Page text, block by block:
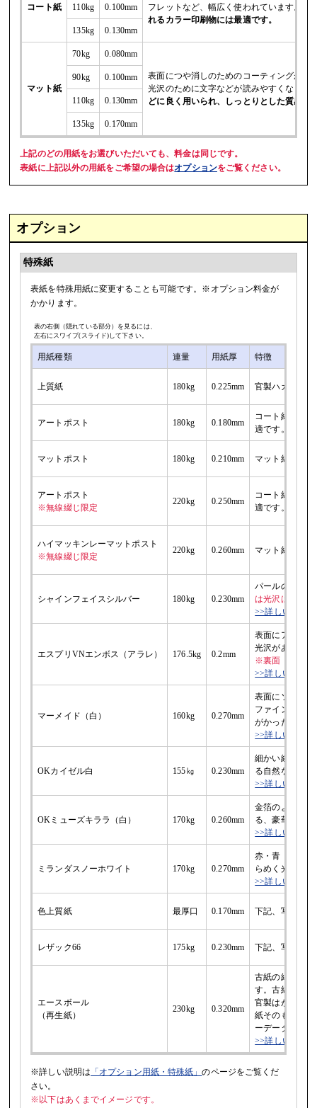
コート紙
フレットなど、幅広く使われています。
れるカラー印刷物には最適です。
110kg 0.100mm
135kg 0.130mm
マット紙
70kg 0.080mm
表面につや消しのためのコーティングが施
光沢のために文字などが読みやすくなりま
どに良く用いられ、しっとりとした質感で
90kg 0.100mm
110kg 0.130mm
135kg 0.170mm
上記のどの用紙をお選びいただいても、料金は同じです。
表紙に上記以外の用紙をご希望の場合はオプションをご覧ください。
オプション
特殊紙
表紙を特殊用紙に変更することも可能です。※オプション料金が
かかります。
表の右側（隠れている部分）を見るには、
左右にスワイプ(スライド)して下さい。
用紙種類 連量 用紙厚 特徴
上質紙 180kg 0.225mm 官製ハガキと
アートポスト 180kg 0.180mm
コート紙と同
適です。
マットポスト 180kg 0.210mm マット紙と同
アートポスト
※無線綴じ限定
220kg 0.250mm
コート紙と同
適です。
ハイマッキンレーマットポスト
※無線綴じ限定
220kg 0.260mm マット紙と同
シャインフェイスシルバー 180kg 0.230mm
パールのよう
は光沢はありま
>>詳しい説明
エスプリVNエンボス（アラレ） 176.5kg 0.2mm
表面にアラレ
光沢がある特
※裏面（表2・
>>詳しい説明
マーメイド（白） 160kg 0.270mm
表面にソフト
ファインペー
がかった柔ら
>>詳しい説明
OKカイゼル白 155㎏ 0.230mm
細かい繊維が
る自然な風合い
>>詳しい説明
OKミューズキララ（白） 170kg 0.260mm
金箔のような
る、豪華さと
>>詳しい説明
ミランダスノーホワイト 170kg 0.270mm
赤・青・白の3
らめく光沢を
>>詳しい説明
色上質紙 最厚口 0.170mm 下記、写真サ
レザック66 175kg 0.230mm 下記、写真サ
エースボール
（再生紙）
230kg 0.320mm
古紙の細かい
す。古紙の粒
官製はがきよ
紙そのものに
ーデータの色
>>詳しい説明
※詳しい説明は 「オプション用紙・特殊紙」のページをご覧くだ
さい。
※以下はあくまでイメージです。